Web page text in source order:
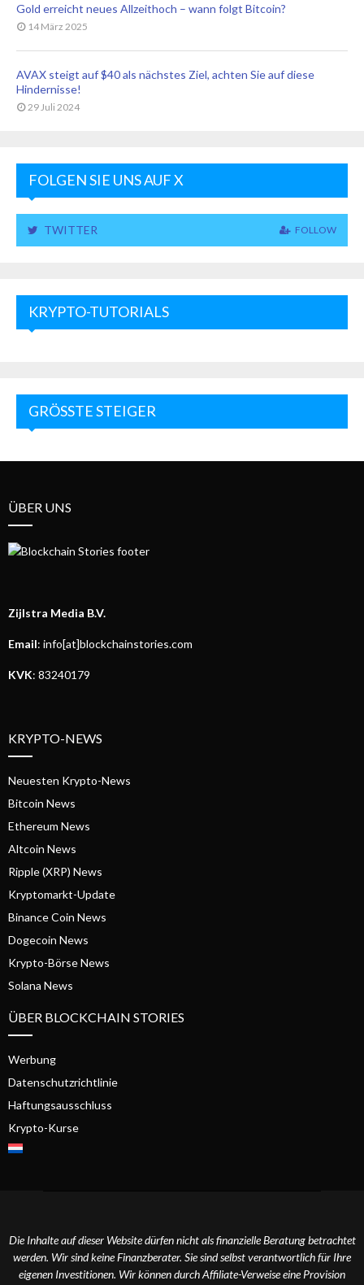
Gold erreicht neues Allzeithoch – wann folgt Bitcoin?
14 März 2025
AVAX steigt auf $40 als nächstes Ziel, achten Sie auf diese
Hindernisse!
29 Juli 2024
FOLGEN SIE UNS AUF X
TWITTER FOLLOW
KRYPTO-TUTORIALS
GRÖSSTE STEIGER
ÜBER UNS
Zijlstra Media B.V.
Email: info[at]blockchainstories.com
KVK: 83240179
KRYPTO-NEWS
Neuesten Krypto-News
Bitcoin News
Ethereum News
Altcoin News
Ripple (XRP) News
Kryptomarkt-Update
Binance Coin News
Dogecoin News
Krypto-Börse News
Solana News
ÜBER BLOCKCHAIN STORIES
Werbung
Datenschutzrichtlinie
Haftungsausschluss
Krypto-Kurse
Die Inhalte auf dieser Website dürfen nicht als finanzielle Beratung betrachtet
werden. Wir sind keine Finanzberater. Sie sind selbst verantwortlich für Ihre
eigenen Investitionen. Wir können durch Affiliate-Verweise eine Provision